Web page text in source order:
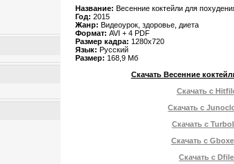
Название: Весенние коктейли для
Год: 2015
Жанр: Видеоурок, здоровье, диета
Формат: AVI + 4 PDF
Размер кадра: 1280х720
Язык: Русский
Размер: 168,9 Мб
Скачать Весенние
Скачать с
Скачать с
Скачать с
Скачать с
Скачать с